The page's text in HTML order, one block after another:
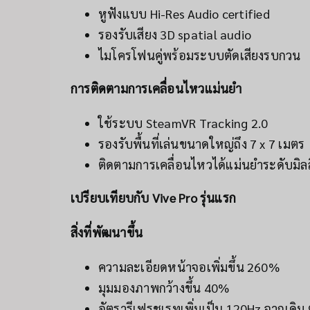
หูฟังแบบ Hi-Res Audio certified
รองรับเสียง 3D spatial audio
ไมโครโฟนคู่พร้อมระบบตัดเสียงรบกวน
การติดตามการเคลื่อนไหวแม่นยำ
ใช้ระบบ SteamVR Tracking 2.0
รองรับพื้นที่เล่นขนาดใหญ่ถึง 7 x 7 เมตร
ติดตามการเคลื่อนไหวได้แม่นยำระดับมิล
เปรียบเทียบกับ Vive Pro รุ่นแรก
สิ่งที่พัฒนาขึ้น
ความละเอียดหน้าจอเพิ่มขึ้น 260%
มุมมองภาพกว้างขึ้น 40%